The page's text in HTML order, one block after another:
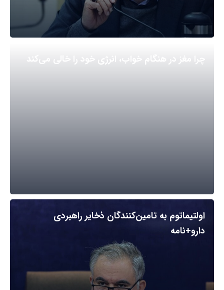
چرا مغز در هنگام خواب، انرژی خود را خالی می‌کند
اولتیماتوم به تامین‌کنندگان ذخایر راهبردی
دارو+نامه